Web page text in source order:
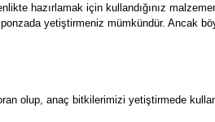
hazırlamak için kullandığınız
yetiştirmeniz mümkündür. Ancak
olup, anaç bitkilerimizi yetiştirmede